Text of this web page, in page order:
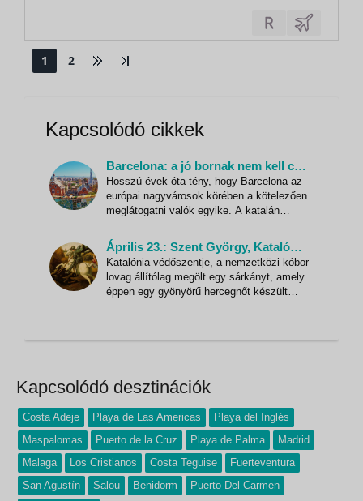
pezsgést. 2. Jamon Serrano, elsőre idegenül
hathat a név, de ha megkóstolja híres serrano
1 2
Kapcsolódó cikkek
Barcelona: a jó bornak nem kell cégér
Hosszú évek óta tény, hogy Barcelona az
európai nagyvárosok körében a kötelezően
meglátogatni valók egyike. A katalán
tobzódik az innovációban, kitartóan szépíti
tovább magát. Barcelona figyelemre és
irigylésre méltó. Miért jó Barcelonában
turistáskodni? A ma
Április 23.: Szent György, Katalónia védőszentjének ünnepe
Katalónia védőszentje, a nemzetközi kóbor
lovag állítólag megölt egy sárkányt, amely
éppen egy gyönyörű hercegnőt készült
Kapcsolódó desztinációk
Costa Adeje Playa de Las Americas
Playa del Inglés
Maspalomas
Puerto de la Cruz Playa de Palma
Madrid
Malaga
Los Cristianos Costa Teguise
Fuerteventura
San Agustín
Salou Benidorm
Puerto Del Carmen